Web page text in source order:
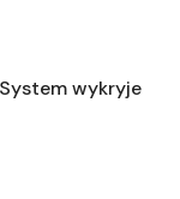
wykryje